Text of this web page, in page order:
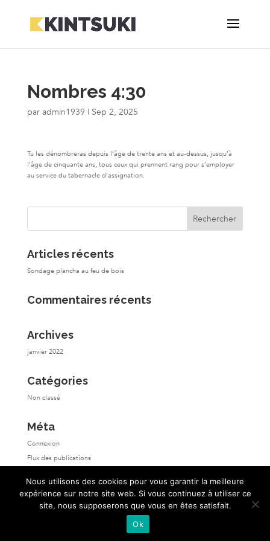
Nombres 4:30
par admin1939 | Sep 2, 2025
Tu les dénombreras depuis l’âge de trente ans et au-dessus, jusqu’à
l’âge de cinquante ans, tous ceux qui prennent rang pour s’employer
au service du tabernacle d’assignation.
Articles récents
Sondage plancha au feu de bois
Commentaires récents
Archives
janvier 2022
Catégories
Non classé
Méta
Connexion
Flux des publications
Site de WordPress-FR
Nous utilisons des cookies pour vous garantir la meilleure
expérience sur notre site web. Si vous continuez à utiliser ce
site, nous supposerons que vous en êtes satisfait.
Ok